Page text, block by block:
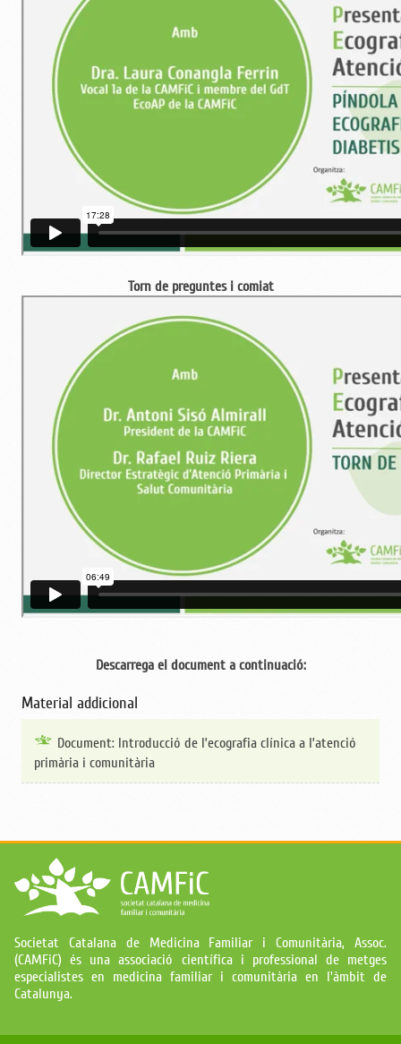
Torn de preguntes i comiat
Descarrega el document a continuació:
Material addicional
Document: Introducció de l’ecografia clínica a l’atenció
primària i comunitària
Societat Catalana de Medicina Familiar i Comunitària, Assoc.
(CAMFiC) és una associació científica i professional de metges
especialistes en medicina familiar i comunitària en l'àmbit de
Catalunya.